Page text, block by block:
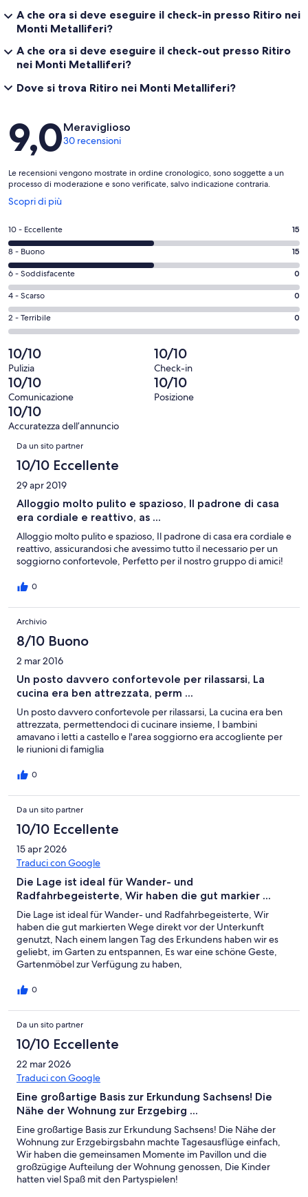
A che ora si deve eseguire il check-in presso Ritiro nei
Monti Metalliferi?
A che ora si deve eseguire il check-out presso Ritiro
nei Monti Metalliferi?
Dove si trova Ritiro nei Monti Metalliferi?
Recensioni
9,0Meraviglioso
30 recensioni
Le recensioni vengono mostrate in ordine cronologico, sono soggette a un
processo di moderazione e sono verificate, salvo indicazione contraria.
Scopri di più
Apertura
un’altra
finestra
Valutazione
di
10
-
Eccellente.
15
su
30
recensioni
10 - Eccellente 15
Valutazione
di
8
-
Buono.
15
su
30
recensioni
8 - Buono 15
Valutazione
di
6
-
Soddisfacente.
0
su
30
recensioni
6 - Soddisfacente 0
Valutazione
di
4
Scarso.
0
su
30
recensioni
4 - Scarso 0
Valutazione
di
2
-
Terribile.
0
su
30
recensioni
2 - Terribile 0
10/10
Pulizia
10/10
Check-in
10/10
Comunicazione
10/10
Posizione
10/10
Accuratezza dell’annuncio
Recensioni
Da un sito partner
10/10 Eccellente
29 apr 2019
Alloggio molto pulito e spazioso, Il padrone di casa
era cordiale e reattivo, as ...
Alloggio molto pulito e spazioso, Il padrone di casa era cordiale e
reattivo, assicurandosi che avessimo tutto il necessario per un
soggiorno confortevole, Perfetto per il nostro gruppo di amici!
0
Archivio
8/10 Buono
2 mar 2016
Un posto davvero confortevole per rilassarsi, La
cucina era ben attrezzata, perm ...
Un posto davvero confortevole per rilassarsi, La cucina era ben
attrezzata, permettendoci di cucinare insieme, I bambini
amavano i letti a castello e l'area soggiorno era accogliente per
le riunioni di famiglia
0
Da un sito partner
10/10 Eccellente
15 apr 2026
Traduci con Google
Die Lage ist ideal für Wander- und
Radfahrbegeisterte, Wir haben die gut markier ...
Die Lage ist ideal für Wander- und Radfahrbegeisterte, Wir
haben die gut markierten Wege direkt vor der Unterkunft
genutzt, Nach einem langen Tag des Erkundens haben wir es
geliebt, im Garten zu entspannen, Es war eine schöne Geste,
Gartenmöbel zur Verfügung zu haben,
0
Da un sito partner
10/10 Eccellente
22 mar 2026
Traduci con Google
Eine großartige Basis zur Erkundung Sachsens! Die
Nähe der Wohnung zur Erzgebirg ...
Eine großartige Basis zur Erkundung Sachsens! Die Nähe der
Wohnung zur Erzgebirgsbahn machte Tagesausflüge einfach,
Wir haben die gemeinsamen Momente im Pavillon und die
großzügige Aufteilung der Wohnung genossen, Die Kinder
hatten viel Spaß mit den Partyspielen!